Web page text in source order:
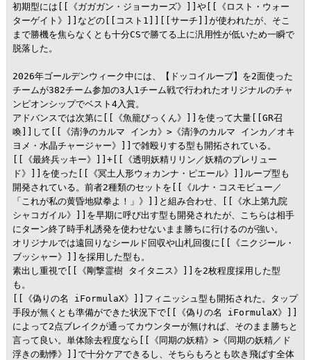
初期型には[[《ガガガン・ジョーカーズ》]]や[[《ロスト・ウォー
ターゲイト》]]などの[[コスト1]][[サーチ]]が使われたが、そこ
まで勝機を焦らなくとも十分CSで勝てる上に汎用性が低いため一瞬で
脱落した。
2026年ゴールデンウィーク中には、【ドッコイループ】を2面使った
チームが382チーム参加の3人1チーム戦で行われたオリジナルのチャ
ンピオンシップでベスト4入賞。
アドバンスでは次第に[[《魚籠びっくん》]]を使って大量[[GR召
喚]]して[[《清浄のカルマ インカ》>《清浄のカルマ インカ／オキ
ヨメ・水晶チャージャー》]]で雑殴りする型も開拓されている。
[[《最終兵ッキー》]]+[[《透明妖精リリン／妖精のプレリュー
ド》]]を使った[[《冥土人形ウォカンナ・ピエール》]]ループ型も
開発されている。前者2種類のセットを[[《ルナ・コスモビュー／
「これが私の黄昏地獄拳よ！」》]]と組み合わせ、[[《水上第九院
シャコガイル》]]を早期に呼び出す型も開発されたが、こちらは相手
にターン終了時手札誘発を使わせないまま勝ちに行けるのが強い。
オリジナルでは遠回りなシールド回収や山札回復に[[《ニクジール・
ブッシャー》]]を採用した型も。
素出し重視で[[《剛撃霊樹 タイタニス》]]を2枚程度採用した型
も。
[[《偽りの名 iFormulaX》]]フィニッシュ型も開拓された。タップ
手段が無くとも準備ができた状況下で[[《偽りの名 iFormulaX》]]
によって2点ブレイクが通ってカウンターが無ければ、そのまま勝ちと
言って良い。単体除去程度なら[[《同期の妖精》>《同期の妖精／ド
浮きの動悸》]]で十分ケアできるし、そちらもろとも吹き飛ばす全体